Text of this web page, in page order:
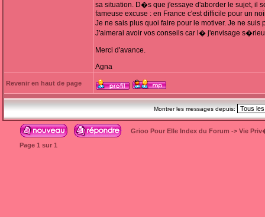
sa situation. D�s que j'essaye d'aborder le sujet, il
fameuse excuse : en France c'est difficile pour un
Je ne sais plus quoi faire pour le motiver. Je ne
J'aimerai avoir vos conseils car l� j'envisage
Merci d'avance.
Agna
Revenir en haut de page
Montrer les messages depuis:
Grioo Pour Elle Index du Forum -> Vie
Page 1 sur 1